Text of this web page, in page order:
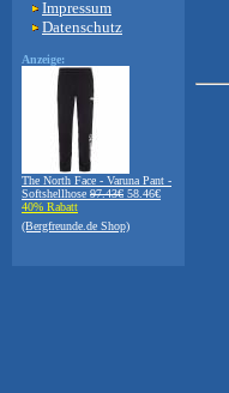
Impressum
Datenschutz
Anzeige:
The North Face - Varuna Pant -
Softshellhose 97.43€ 58.46€
40% Rabatt
(Bergfreunde.de Shop)